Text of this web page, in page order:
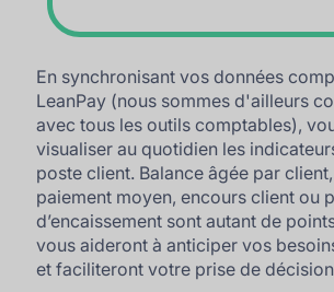
En synchronisant vos données
LeanPay (nous sommes d'ailleurs
avec tous les outils comptables),
visualiser au quotidien les
poste client. Balance âgée par
paiement moyen, encours client ou
d’encaissement sont autant de
vous aideront à anticiper vos
et faciliteront votre prise de